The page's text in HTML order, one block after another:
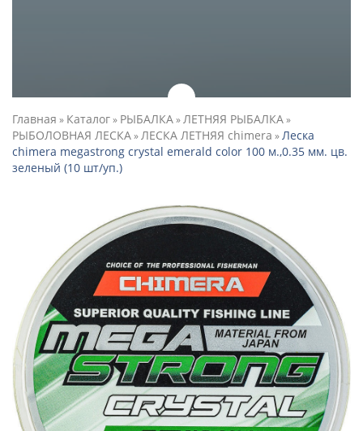
Главная » Каталог» РЫБАЛКА»ЛЕТНЯЯ РЫБАЛКА»
РЫБОЛОВНАЯ ЛЕСКА»ЛЕСКА ЛЕТНЯЯ chimera »Леска
chimera megastrong crystal emerald color 100 м.,0.35 мм. цв.
зеленый (10 шт/уп.)